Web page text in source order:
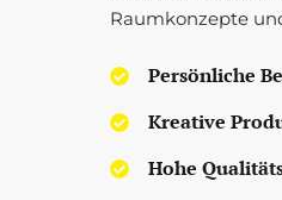
Raumkonzepte
Persönliche
Kreative
Hohe